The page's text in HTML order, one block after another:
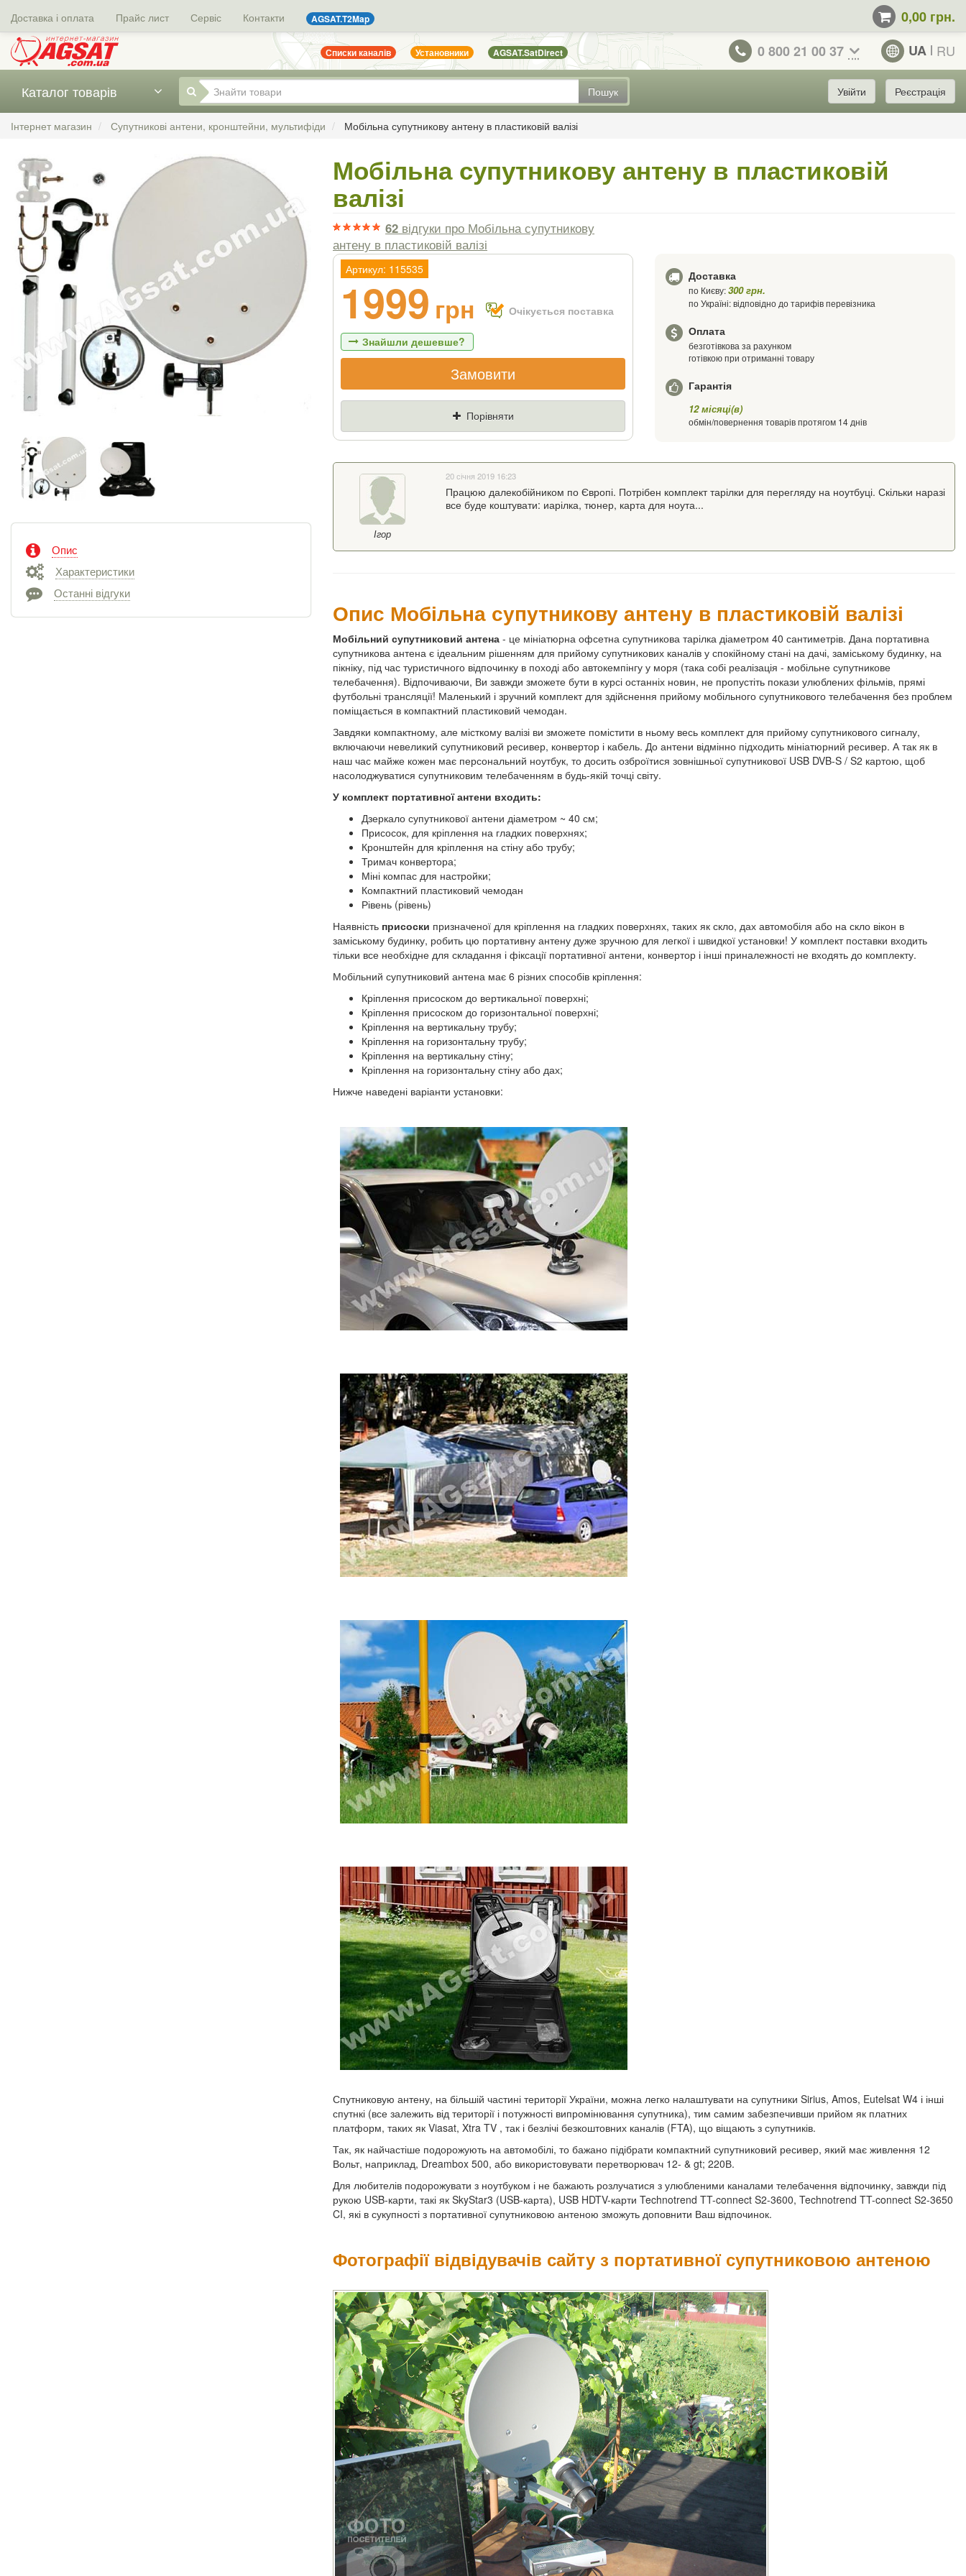
Доставка і оплата Прайс лист Сервіс Контакти AGSAT.T2Map 0,00 грн.
Списки каналів Установники AGSAT.SatDirect 0 800 21 00 37 UA RU
Пошук
Каталог товарів Увійти Реєстрація
Інтернет магазин Супутникові антени, кронштейни, мультифіди Мобільна супутникову антену в пластиковій валізі
Опис
Характеристики
Останні відгуки
Мобільна супутникову антену в пластиковій
валізі
62 відгуки про Мобільна супутникову
антену в пластиковій валізі
Артикул: 115535
1999 грн Очікується поставка
Знайшли дешевше?
Якщо Ви знайдете товар дешевше - ми
знизимо ціну і подаруємо % від різниці
Ціна
Ваш телефон
Де знайшли (Url
Замовити
Порівняти
Доставка
по Києву:300 грн.
по Україні: відповідно до тарифів перевізника
Оплата
безготівкова за рахунком
готівкою при отриманні товару
Гарантія
12 місяці(в)
обмін/повернення товарів протягом 14 днів
Ігор
20 січня 2019 16:23
Працюю далекобійником по Європі. Потрібен комплект тарілки для перегляду на ноутбуці. Скільки наразі
все буде коштувати: иарілка, тюнер, карта для ноута...
Опис Мобільна супутникову антену в пластиковій валізі
Мобільний супутниковий антена - це мініатюрна офсетна супутникова тарілка діаметром 40 сантиметрів. Дана портативна
супутникова антена є ідеальним рішенням для прийому супутникових каналів у спокійному стані на дачі, заміському будинку, на
пікніку, під час туристичного відпочинку в поході або автокемпінгу у моря (така собі реалізація - мобільне супутникове
телебачення). Відпочиваючи, Ви завжди зможете бути в курсі останніх новин, не пропустіть покази улюблених фільмів, прямі
футбольні трансляції! Маленький і зручний комплект для здійснення прийому мобільного супутникового телебачення без проблем
поміщається в компактний пластиковий чемодан.
Завдяки компактному, але місткому валізі ви зможете помістити в ньому весь комплект для прийому супутникового сигналу,
включаючи невеликий супутниковий ресивер, конвертор і кабель. До антени відмінно підходить мініатюрний ресивер. А так як в
наш час майже кожен має персональний ноутбук, то досить озброїтися зовнішньої супутникової USB DVB-S / S2 картою, щоб
насолоджуватися супутниковим телебаченням в будь-якій точці світу.
У комплект портативної антени входить:
Дзеркало супутникової антени діаметром ~ 40 см;
Присосок, для кріплення на гладких поверхнях;
Кронштейн для кріплення на стіну або трубу;
Тримач конвертора;
Міні компас для настройки;
Компактний пластиковий чемодан
Рівень (рівень)
Наявність присоски призначеної для кріплення на гладких поверхнях, таких як скло, дах автомобіля або на скло вікон в
заміському будинку, робить цю портативну антену дуже зручною для легкої і швидкої установки! У комплект поставки входить
тільки все необхідне для складання і фіксації портативної антени, конвертор і інші приналежності не входять до комплекту.
Мобільний супутниковий антена має 6 різних способів кріплення:
Кріплення присоском до вертикальної поверхні;
Кріплення присоском до горизонтальної поверхні;
Кріплення на вертикальну трубу;
Кріплення на горизонтальну трубу;
Кріплення на вертикальну стіну;
Кріплення на горизонтальну стіну або дах;
Нижче наведені варіанти установки:
Спутниковую антену, на більшій частині території України, можна легко налаштувати на супутники Sirius, Amos, Eutelsat W4 і інші
спутнкі (все залежить від території і потужності випромінювання супутника), тим самим забезпечивши прийом як платних
платформ, таких як Viasat, Xtra TV , так і безлічі безкоштовних каналів (FTA), що віщають з супутників.
Так, як найчастіше подорожують на автомобілі, то бажано підібрати компактний супутниковий ресивер, який має живлення 12
Вольт, наприклад, Dreambox 500, або використовувати перетворювач 12- & gt; 220В.
Для любителів подорожувати з ноутбуком і не бажають розлучатися з улюбленими каналами телебачення відпочинку, завжди під
рукою USB-карти, такі як SkyStar3 (USB-карта), USB HDTV-карти Technotrend TT-connect S2-3600, Technotrend TT-connect S2-3650
CI, які в сукупності з портативної супутниковою антеною зможуть доповнити Ваш відпочинок.
Фотографії відвідувачів сайту з портативної супутниковою антеною